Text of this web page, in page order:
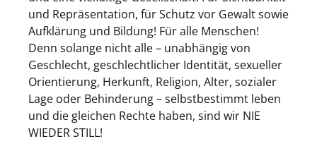
und Repräsentation, für Schutz vor Gewalt sowie
Aufklärung und Bildung! Für alle Menschen!
Denn solange nicht alle – unabhängig von
Geschlecht, geschlechtlicher Identität, sexueller
Orientierung, Herkunft, Religion, Alter, sozialer
Lage oder Behinderung – selbstbestimmt leben
und die gleichen Rechte haben, sind wir NIE
WIEDER STILL!